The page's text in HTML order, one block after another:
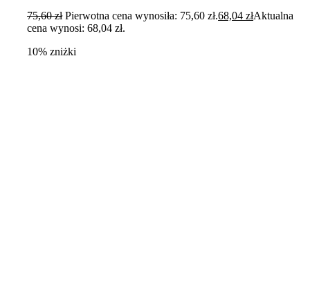
75,60zł Pierwotna cena wynosiła: 75,60 zł.68,04złAktualna
cena wynosi: 68,04 zł.
10% zniżki